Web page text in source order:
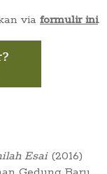
via formulir ini.
Esai(2016)